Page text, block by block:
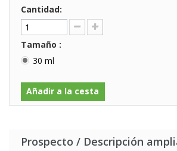
Cantidad:
Tamaño :
30 ml
Añadir a la cesta
Prospecto / Descripción